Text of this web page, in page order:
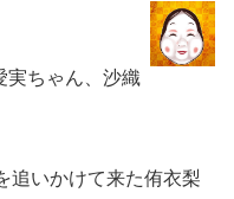
実ちゃん、沙織
追いかけて来た侑衣梨